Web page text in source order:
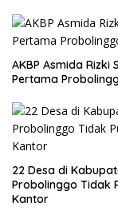
AKBP Asmida
Pertama
22 Desa di
Probolinggo Tidak
Kantor